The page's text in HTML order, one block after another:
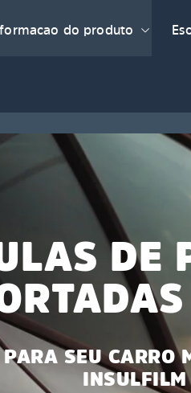
do produto
DE
SEU CARRO
INSULFILM